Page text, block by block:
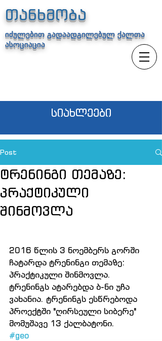
თანხმობა
იძულებით გადაადგილებულ ქალთა
ასოციაცია
სიახლეები
Post
ტრენინგი თემაზე:
პრაქტიკული
შინმოვლა
2016 წლის 3 ნოემბერს გორში
ჩატარდა ტრენინგი თემაზე:
პრაქტიკული შინმოვლა.
ტრენინგს ატარებდა ბ-ნი უჩა
ვახანია. ტრენინგს ესწრებოდა
პროექტში "ღირსეული სიბერე"
მომუშავე 13 ქალბატონი.
#geo